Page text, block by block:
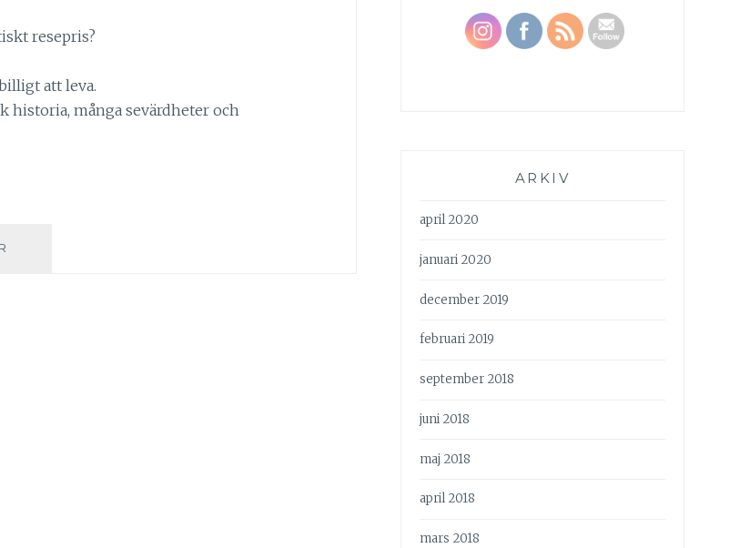
resepris?
att leva.
historia, många sevärdheter och
ARKIV
april 2020
januari 2020
december 2019
februari 2019
september 2018
juni 2018
maj 2018
april 2018
mars 2018